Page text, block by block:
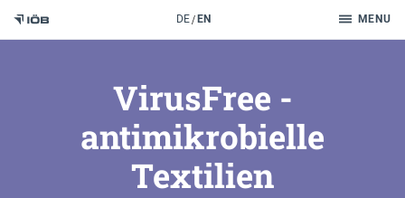
DE EN MENU
VirusFree -
antimikrobielle
Textilien